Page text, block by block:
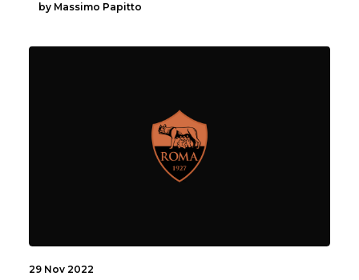
by Massimo Papitto
29 Nov 2022